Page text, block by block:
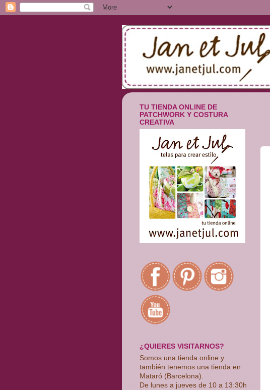
TU TIENDA ONLINE DE
PATCHWORK Y COSTURA
CREATIVA
¿QUIERES VISITARNOS?
Somos una tienda online y
también tenemos una tienda en
Mataró (Barcelona).
De lunes a jueves de 10 a 13:30h